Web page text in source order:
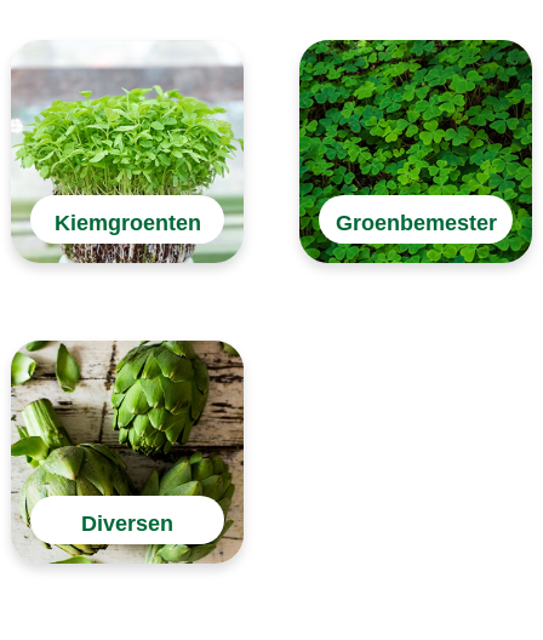
Kiemgroenten Groenbemester
Diversen